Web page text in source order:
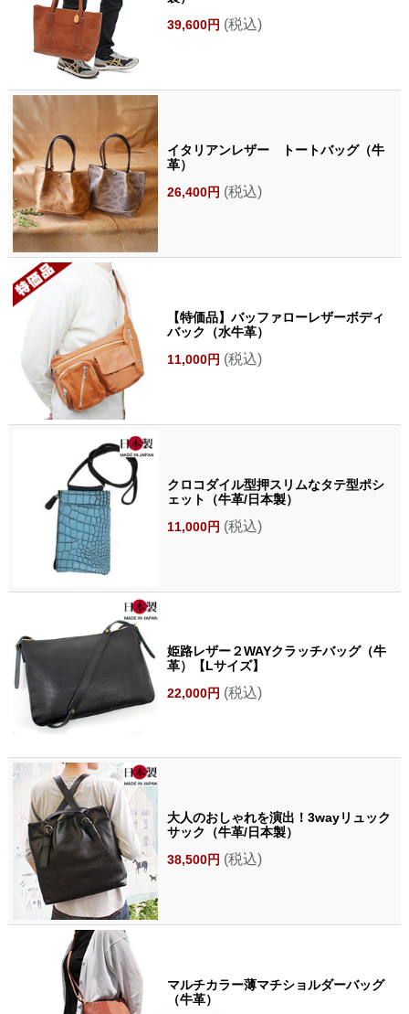
39,600円 (税込)
イタリアンレザー トートバッグ（牛
革）
26,400円 (税込)
【特価品】バッファローレザーボディ
バック（水牛革）
11,000円 (税込)
クロコダイル型押スリムなタテ型ポシ
ェット（牛革/日本製）
11,000円 (税込)
姫路レザー２WAYクラッチバッグ（牛
革）【Lサイズ】
22,000円 (税込)
大人のおしゃれを演出！3wayリュック
サック（牛革/日本製）
38,500円 (税込)
マルチカラー薄マチショルダーバッグ
（牛革）